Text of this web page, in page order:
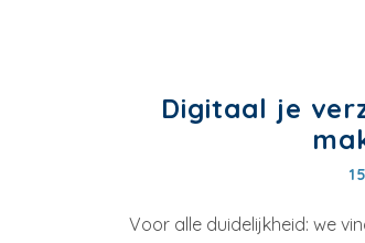
Digitaal je
Voor alle duidelijkheid: we